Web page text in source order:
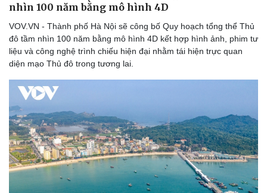
eSports
nhìn 100 năm bằng mô hình 4D
VOV.VN - Thành phố Hà Nội sẽ công bố Quy hoạch tổng thể Thủ
đô tầm nhìn 100 năm bằng mô hình 4D kết hợp hình ảnh, phim tư
liệu và công nghệ trình chiếu hiện đại nhằm tái hiện trực quan
diện mạo Thủ đô trong tương lai.